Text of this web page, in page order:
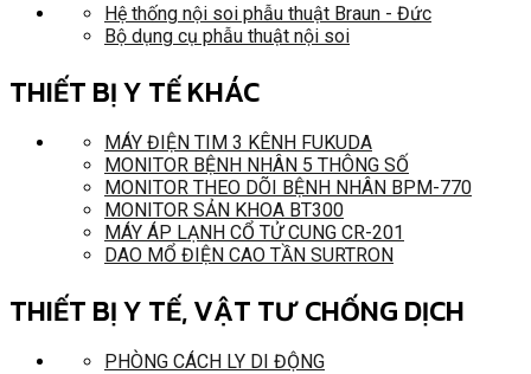
Hệ thống nội soi phẫu thuật Braun - Đức
Bộ dụng cụ phẫu thuật nội soi
THIẾT BỊ Y TẾ KHÁC
MÁY ĐIỆN TIM 3 KÊNH FUKUDA
MONITOR BỆNH NHÂN 5 THÔNG SỐ
MONITOR THEO DÕI BỆNH NHÂN BPM-770
MONITOR SẢN KHOA BT300
MÁY ÁP LẠNH CỔ TỬ CUNG CR-201
DAO MỔ ĐIỆN CAO TẦN SURTRON
THIẾT BỊ Y TẾ, VẬT TƯ CHỐNG DỊCH
PHÒNG CÁCH LY DI ĐỘNG